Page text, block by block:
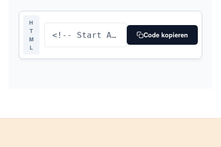
H
T
M
L
Code kopieren